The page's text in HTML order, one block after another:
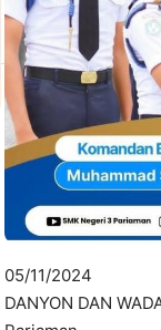
05/11/2024
DANYON DAN